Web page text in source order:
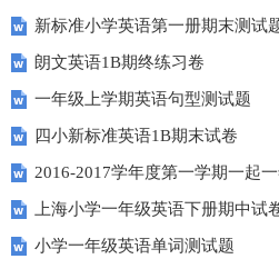
新标准小学英语第一册期末测试
朗文英语1B期终练习卷
一年级上学期英语句型测试题
四小新标准英语1B期末试卷
2016-2017学年度第一学期一起
上海小学一年级英语下册期中试
小学一年级英语单词测试题